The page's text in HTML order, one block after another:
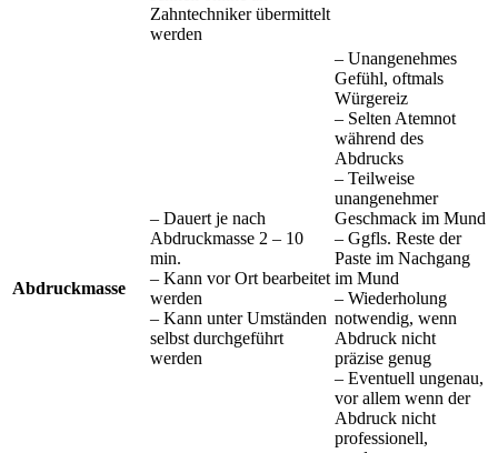
Zahntechniker übermittelt
werden
Abdruckmasse
– Dauert je nach
Abdruckmasse 2 – 10
min.
– Kann vor Ort bearbeitet
werden
– Kann unter Umständen
selbst durchgeführt
werden
– Unangenehmes
Gefühl, oftmals
Würgereiz
– Selten Atemnot
während des
Abdrucks
– Teilweise
unangenehmer
Geschmack im Mund
– Ggfls. Reste der
Paste im Nachgang
im Mund
– Wiederholung
notwendig, wenn
Abdruck nicht
präzise genug
– Eventuell ungenau,
vor allem wenn der
Abdruck nicht
professionell,